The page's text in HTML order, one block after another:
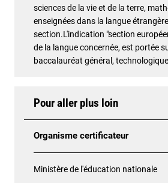
sciences de la vie et de la terre,
enseignées dans la langue
section.L'indication "section
de la langue concernée, est portée
baccalauréat général,
Pour aller plus loin
Organisme certificateur
Ministère de l'éducation nationale